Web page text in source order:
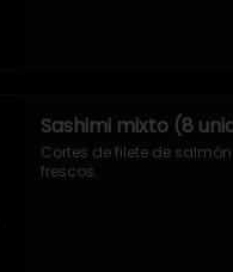
Sashimi mixto (8
Cortes de filete de
frescos.